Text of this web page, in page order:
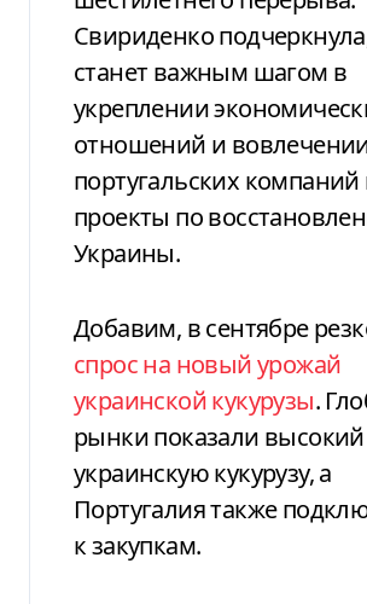
Свириденко
станет важным шагом в
укреплении
отношений и
португальских компаний
проекты по
Украины.
Добавим, в сентябре
спрос на новый урожай
украинской кукурузы.
рынки показали высокий
украинскую кукурузу, а
Португалия также
к закупкам.